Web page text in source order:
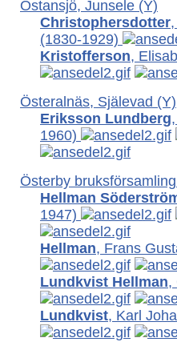
Östansjö, Junsele (Y)
Christophersdotter
(1830-1929)
Kristofferson,
Österalnäs, Själevad (Y)
Eriksson Lundberg
1960)
Österby
Hellman
1947)
Hellman, Frans
Lundkvist Hellman,
Lundkvist, Karl